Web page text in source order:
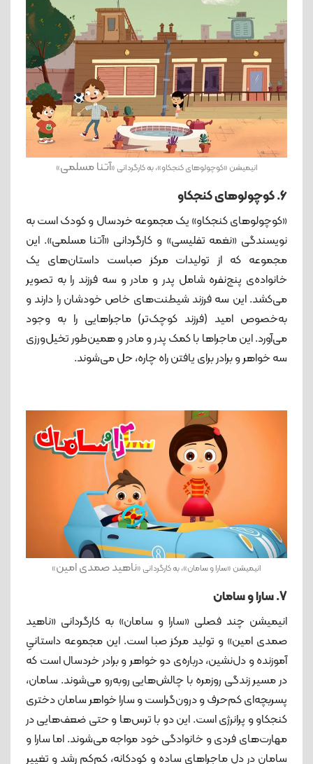
انیمیشن «کوچولوهای کنجکاو»، به کارگردانی «آتنا مسلمی»
6. کوچولوهای کنجکاو
«کوچولوهای کنجکاو» یک مجموعه خردسال و کودک است به
نویسندگی «نغمه تفلیسی» و کارگردانی «آتنا مسلمی». این
مجموعه که از تولیدات مرکز صباست داستان‌های یک
خانواده‌ی پنج‌نفره شامل پدر و مادر و سه فرزند را به تصویر
می‌کشد. این سه فرزند شیطنت‌های خاص خودشان را دارند و
به‌خصوص امید (فرزند کوچک‌تر) ماجراهایی را به وجود
می‌آورد. این ماجراها با کمک پدر و مادر و همین‌طور تخیل‌ورزی
سه خواهر و برادر برای یافتن راه چاره، حل می‌شوند.
انیمیشن «سارا و سامان»، به کارگردانی «ناهید صمدی امین»
7. سارا و سامان
انیمیشن چند فصلی «سارا و سامان» به کارگردانی «ناهید
صمدی امین» و تولید مرکز صبا است. این مجموعه داستانیِ
آموزنده و دل‌نشین، درباره‌ی دو خواهر و برادر خردسال است که
در مسیر زندگی روزمره با چالش‌هایی روبه‌رو می‌شوند. سامان،
پسربچه‌ای کم‌حرف و درون‌گراست و سارا خواهر سامان دختری
کنجکاو و پرانرژی‌ است. این دو با ترس‌ها و حتی ضعف‌هایی در
مهارت‌های فردی و خانوادگی خود مواجه‌ می‌شوند. اما سارا و
سامان در دل ماجراهای ساده و کودکانه، کم‌کم رشد و تغییر